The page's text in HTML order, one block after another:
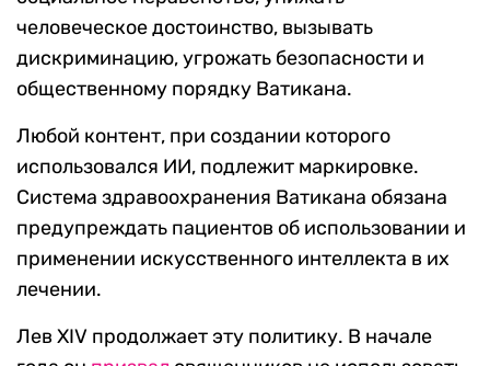
человеческое достоинство, вызывать
дискриминацию, угрожать безопасности и
общественному порядку Ватикана.
Любой контент, при создании которого
использовался ИИ, подлежит маркировке.
Система здравоохранения Ватикана обязана
предупреждать пациентов об использовании и
применении искусственного интеллекта в их
лечении.
Лев XIV продолжает эту политику. В начале